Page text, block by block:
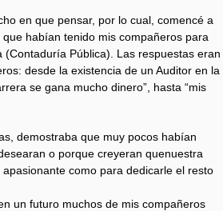
en que pensar, por lo cual, comencé a
habían tenido mis compañeros para
Pública). Las respuestas eran
desde la existencia de un Auditor en la
se gana mucho dinero”, hasta “mis
demostraba que muy pocos habían
o porque creyeran quenuestra
como para dedicarle el resto
un futuro muchos de mis compañeros